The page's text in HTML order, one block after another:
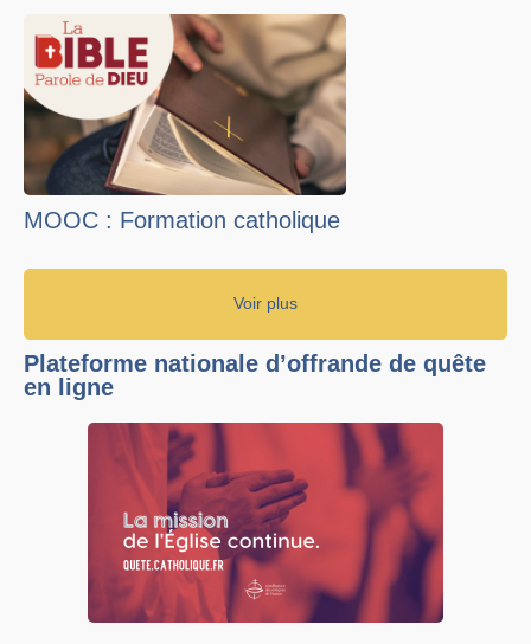
MOOC : Formation catholique
Voir plus
Plateforme nationale d’offrande de quête
en ligne